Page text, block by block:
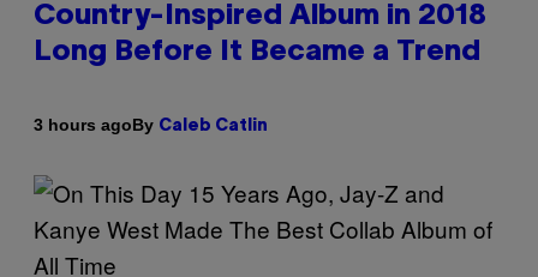
Country-Inspired Album in 2018
Long Before It Became a Trend
3 hours agoBy Caleb Catlin